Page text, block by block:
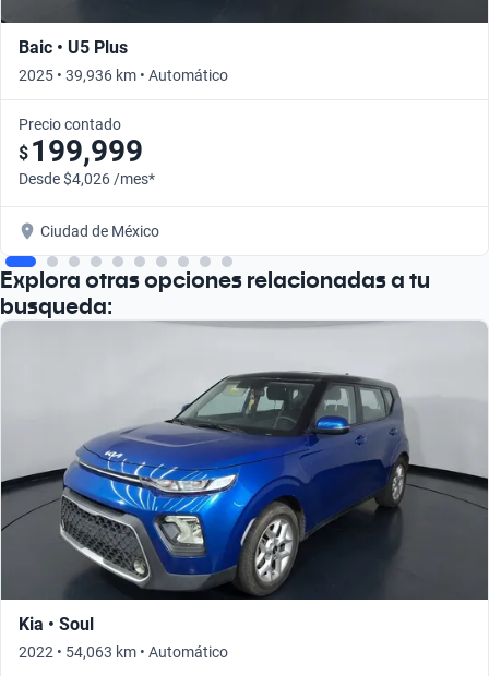
Baic • U5 Plus
2025 • 39,936 km • Automático
Precio contado
$ 199,999
Desde $4,026 /mes*
Ciudad de México
Explora otras opciones relacionadas a tu
busqueda:
Kia • Soul
2022 • 54,063 km • Automático